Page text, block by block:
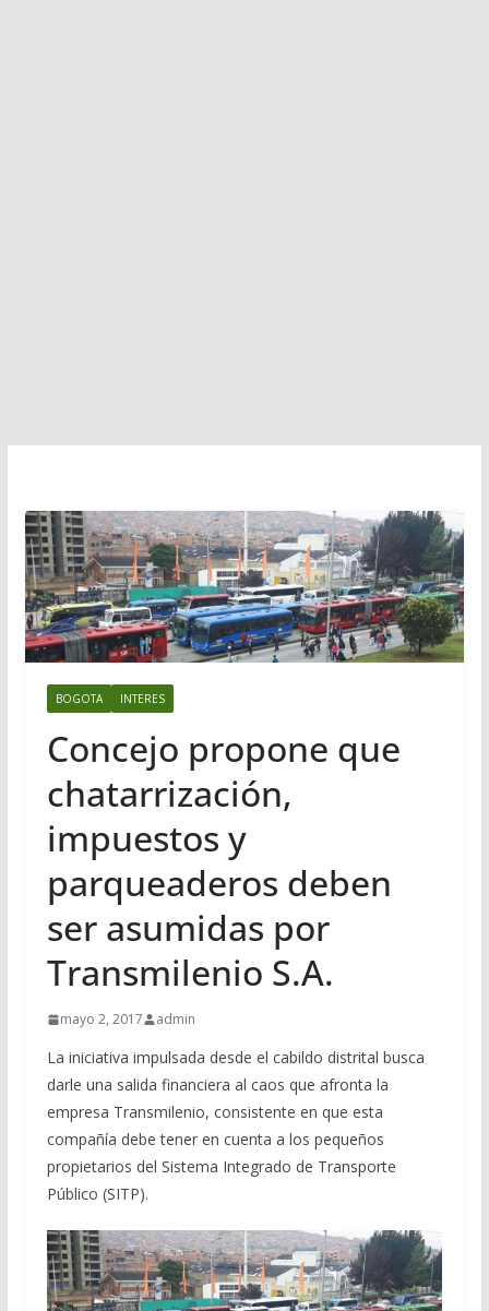
BOGOTA INTERES
Concejo propone que
chatarrización,
impuestos y
parqueaderos deben
ser asumidas por
Transmilenio S.A.
mayo 2, 2017 admin
La iniciativa impulsada desde el cabildo distrital busca
darle una salida financiera al caos que afronta la
empresa Transmilenio, consistente en que esta
compañía debe tener en cuenta a los pequeños
propietarios del Sistema Integrado de Transporte
Público (SITP).